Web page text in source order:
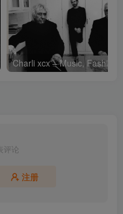
评论
注册